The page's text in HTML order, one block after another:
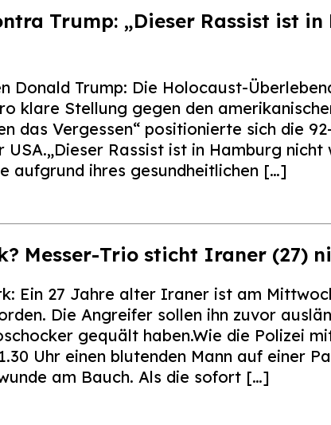
Trump: „Dieser Rassist ist
Donald Trump: Die Holocaust-
klare Stellung gegen den
das Vergessen“ positionierte sich die
Rassist ist in Hamburg nicht
aufgrund ihres gesundheitlichen […]
Messer-Trio sticht Iraner (27)
Ein 27 Jahre alter Iraner ist am
Die Angreifer sollen ihn zuvor
gequält haben.Wie die Polizei
Uhr einen blutenden Mann auf einer
am Bauch. Als die sofort […]